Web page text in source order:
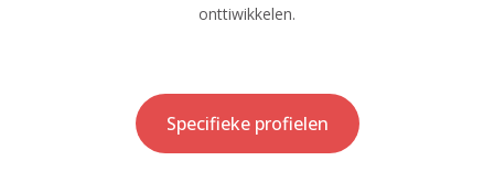
onttiwikkelen.
Specifieke profielen